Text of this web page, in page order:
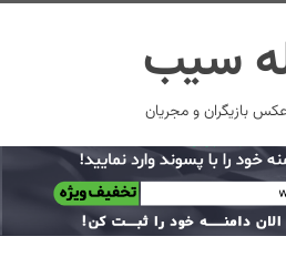
سیب
بازیگران و مجریان